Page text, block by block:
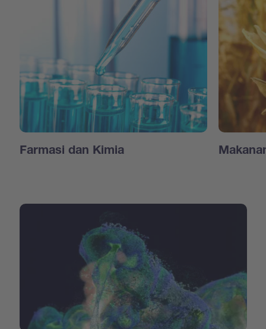
Farmasi dan Kimia